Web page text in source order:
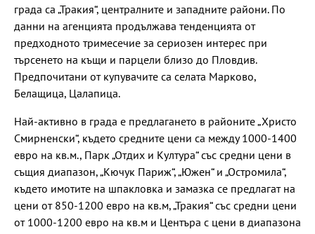
града са „Тракия“, централните и западните райони. По
данни на агенцията продължава тенденцията от
предходното тримесечие за сериозен интерес при
търсенето на къщи и парцели близо до Пловдив.
Предпочитани от купувачите са селата Марково,
Белащица, Цалапица.
Най-активно в града е предлагането в районите „Христо
Смирненски“, където средните цени са между 1000-1400
евро на кв.м., Парк „Отдих и Култура“ със средни цени в
същия диапазон, „Кючук Париж“, „Южен“ и „Остромила“,
където имотите на шпакловка и замазка се предлагат на
цени от 850-1200 евро на кв.м, „Тракия“ със средни цени
от 1000-1200 евро на кв.м и Центъра с цени в диапазона